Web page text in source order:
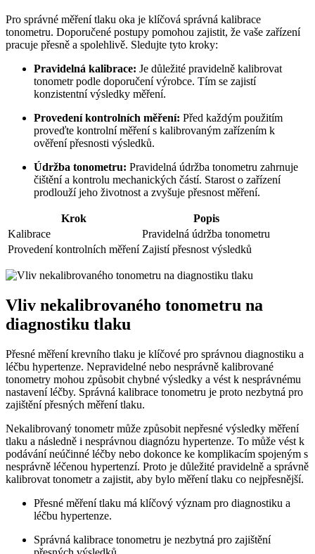
Pro správné měření tlaku oka je klíčová správná kalibrace
tonometru. Doporučené postupy pomohou zajistit, že vaše zařízení
pracuje přesně a spolehlivě. Sledujte tyto kroky:
Pravidelná kalibrace: Je důležité pravidelně kalibrovat
tonometr podle doporučení výrobce. Tím se zajistí
konzistentní výsledky měření.
Provedení kontrolních měření: Před každým použitím
proveďte kontrolní měření s kalibrovaným zařízením k
ověření přesnosti výsledků.
Údržba tonometru: Pravidelná údržba tonometru zahrnuje
čištění a kontrolu mechanických částí. Starost o zařízení
prodlouží jeho životnost a zvyšuje přesnost měření.
Krok
Popis
Kalibrace
Pravidelná údržba tonometru
Provedení kontrolních měření Zajistí přesnost výsledků
Vliv nekalibrovaného tonometru na
diagnostiku tlaku
Přesné měření krevního tlaku je klíčové pro správnou diagnostiku a
léčbu hypertenze. Nepravidelné nebo nesprávně kalibrované
tonometry mohou způsobit chybné výsledky a vést k nesprávnému
nastavení léčby. Správná kalibrace tonometru je proto nezbytná pro
zajištění přesných měření tlaku.
Nekalibrovaný tonometr může způsobit nepřesné výsledky měření
tlaku a následně i nesprávnou diagnózu hypertenze. To může vést k
podávání neúčinné léčby nebo dokonce ke komplikacím spojeným s
nesprávně léčenou hypertenzí. Proto je důležité pravidelně a správně
kalibrovat tonometr a zajistit, aby bylo měření tlaku co nejpřesnější.
Přesné měření tlaku má klíčový význam pro diagnostiku a
léčbu hypertenze.
Správná kalibrace tonometru je nezbytná pro zajištění